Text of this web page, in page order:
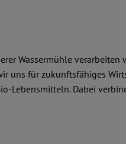
Wassermühle
uns für zukunftsfähiges
Lebensmitteln. Dabei